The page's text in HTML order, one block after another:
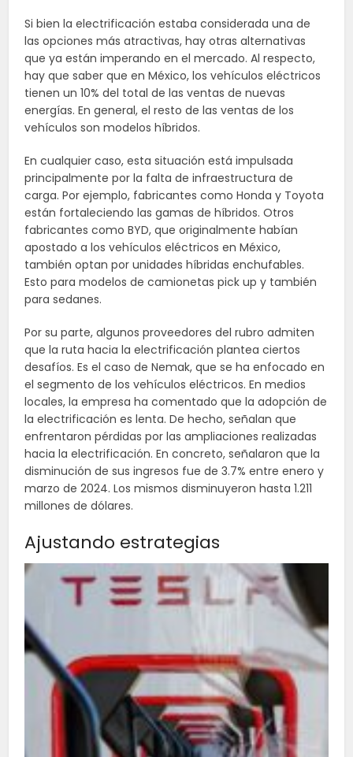
Si bien la electrificación estaba considerada una de
las opciones más atractivas, hay otras alternativas
que ya están imperando en el mercado. Al respecto,
hay que saber que en México, los vehículos eléctricos
tienen un 10% del total de las ventas de nuevas
energías. En general, el resto de las ventas de los
vehículos son modelos híbridos.
En cualquier caso, esta situación está impulsada
principalmente por la falta de infraestructura de
carga. Por ejemplo, fabricantes como Honda y Toyota
están fortaleciendo las gamas de híbridos. Otros
fabricantes como BYD, que originalmente habían
apostado a los vehículos eléctricos en México,
también optan por unidades híbridas enchufables.
Esto para modelos de camionetas pick up y también
para sedanes.
Por su parte, algunos proveedores del rubro admiten
que la ruta hacia la electrificación plantea ciertos
desafíos. Es el caso de Nemak, que se ha enfocado en
el segmento de los vehículos eléctricos. En medios
locales, la empresa ha comentado que la adopción de
la electrificación es lenta. De hecho, señalan que
enfrentaron pérdidas por las ampliaciones realizadas
hacia la electrificación. En concreto, señalaron que la
disminución de sus ingresos fue de 3.7% entre enero y
marzo de 2024. Los mismos disminuyeron hasta 1.211
millones de dólares.
Ajustando estrategias